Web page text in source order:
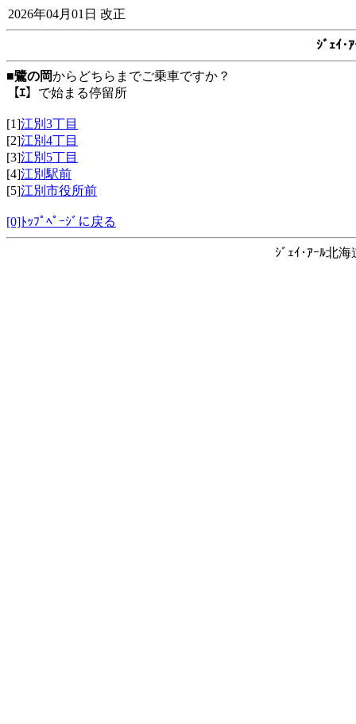
2026年04月01日 改正
ｼﾞｪｲ･
■鷺の岡からどちらまでご乗車ですか？
【ｴ】 で始まる停留所
[1]江別3丁目
[2]江別4丁目
[3]江別5丁目
[4]江別駅前
[5]江別市役所前
[0]ﾄｯﾌﾟﾍﾟｰｼﾞに戻る
ｼﾞｪｲ･ｱｰﾙ北